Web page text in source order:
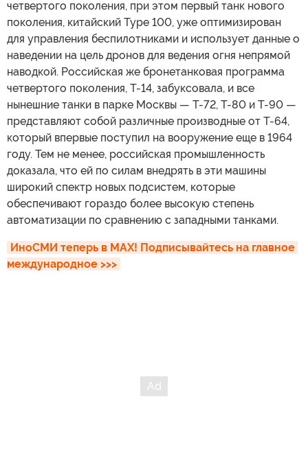
четвертого поколения, при этом первый танк нового
поколения, китайский Type 100, уже оптимизирован
для управления беспилотниками и использует данные о
наведении на цель дронов для ведения огня непрямой
наводкой. Российская же бронетанковая программа
четвертого поколения, Т-14, забуксовала, и все
нынешние танки в парке Москвы — Т-72, Т-80 и Т-90 —
представляют собой различные производные от Т-64,
который впервые поступил на вооружение еще в 1964
году. Тем не менее, российская промышленность
доказала, что ей по силам внедрять в эти машины
широкий спектр новых подсистем, которые
обеспечивают гораздо более высокую степень
автоматизации по сравнению с западными танками.
ИноСМИ теперь в MAX! Подписывайтесь на главное
международное >>>